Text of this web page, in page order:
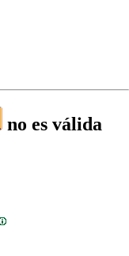
no es válida